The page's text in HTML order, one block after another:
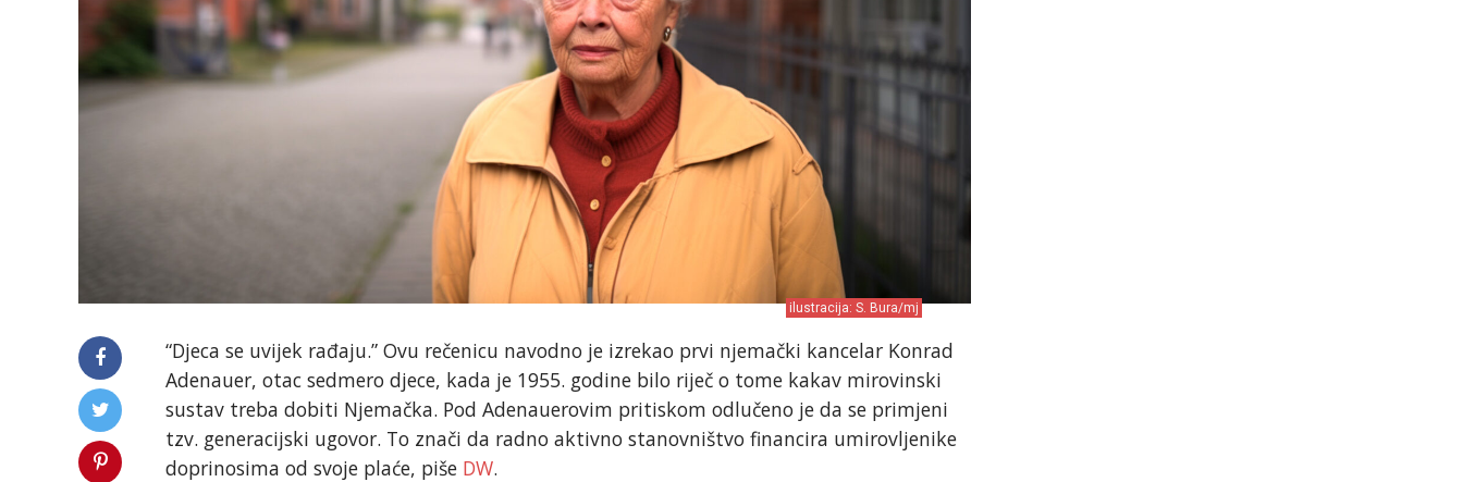
ilustracija: S. Bura/mj
“Djeca se uvijek rađaju.” Ovu rečenicu navodno je izrekao prvi njemački kancelar Konrad
Adenauer, otac sedmero djece, kada je 1955. godine bilo riječ o tome kakav mirovinski
sustav treba dobiti Njemačka. Pod Adenauerovim pritiskom odlučeno je da se primjeni
tzv. generacijski ugovor. To znači da radno aktivno stanovništvo financira umirovljenike
doprinosima od svoje plaće, piše DW.